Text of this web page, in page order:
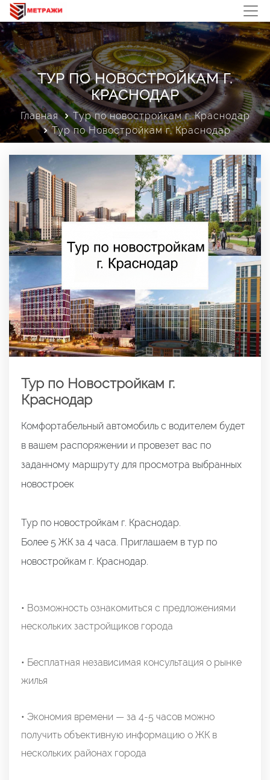
ТУР ПО НОВОСТРОЙКАМ Г.
КРАСНОДАР
Главная
Тур по новостройкам г. Краснодар
Тур по Новостройкам г. Краснодар
Тур по Новостройкам г.
Краснодар
Комфортабельный автомобиль с водителем будет
в вашем распоряжении и провезет вас по
заданному маршруту для просмотра выбранных
новостроек
Тур по новостройкам г. Краснодар.
Более 5 ЖК за 4 часа. Приглашаем в тур по
новостройкам г. Краснодар.
• Возможность ознакомиться с предложениями
нескольких застройщиков города
• Бесплатная независимая консультация о рынке
жилья
• Экономия времени — за 4-5 часов можно
получить объективную информацию о ЖК в
нескольких районах города